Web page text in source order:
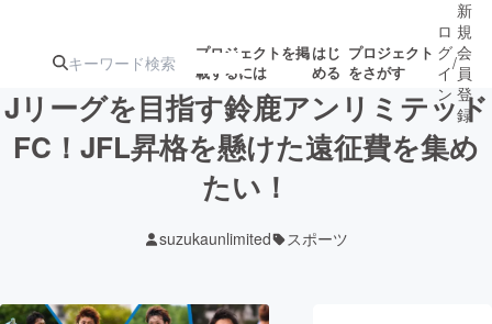
プロジェクトを掲
載するには
はじ
める
プロジェクト
をさがす
注目の新着プロ 募集終了が近いプ
ロ
グ
イ
ン
/
新
規
会
員
登
録
Jリーグを目指す鈴鹿アンリミテッド
FC！JFL昇格を懸けた遠征費を集め
たい！
suzukaunlimited スポーツ